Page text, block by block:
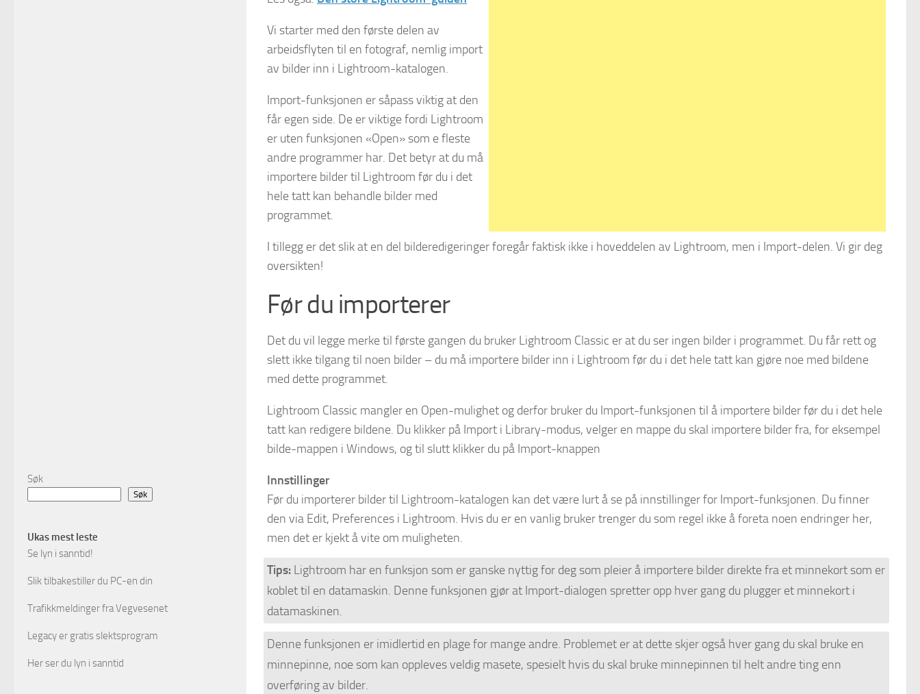
Vi starter med den første delen av
arbeidsflyten til en fotograf, nemlig import
av bilder inn i Lightroom-katalogen.
Import-funksjonen er såpass viktig at den
får egen side. De er viktige fordi Lightroom
er uten funksjonen «Open» som e fleste
andre programmer har. Det betyr at du må
importere bilder til Lightroom før du i det
hele tatt kan behandle bilder med
programmet.
I tillegg er det slik at en del bilderedigeringer foregår faktisk ikke i hoveddelen av Lightroom, men i Import-delen. Vi gir deg
oversikten!
Før du importerer
Det du vil legge merke til første gangen du bruker Lightroom Classic er at du ser ingen bilder i programmet. Du får rett og
slett ikke tilgang til noen bilder – du må importere bilder inn i Lightroom før du i det hele tatt kan gjøre noe med bildene
med dette programmet.
Lightroom Classic mangler en Open-mulighet og derfor bruker du Import-funksjonen til å importere bilder før du i det hele
tatt kan redigere bildene. Du klikker på Import i Library-modus, velger en mappe du skal importere bilder fra, for eksempel
bilde-mappen i Windows, og til slutt klikker du på Import-knappen
Innstillinger
Før du importerer bilder til Lightroom-katalogen kan det være lurt å se på innstillinger for Import-funksjonen. Du finner
den via Edit, Preferences i Lightroom. Hvis du er en vanlig bruker trenger du som regel ikke å foreta noen endringer her,
men det er kjekt å vite om muligheten.
Tips: Lightroom har en funksjon som er ganske nyttig for deg som pleier å importere bilder direkte fra et minnekort som er
koblet til en datamaskin. Denne funksjonen gjør at Import-dialogen spretter opp hver gang du plugger et minnekort i
datamaskinen.
Denne funksjonen er imidlertid en plage for mange andre. Problemet er at dette skjer også hver gang du skal bruke en
minnepinne, noe som kan oppleves veldig masete, spesielt hvis du skal bruke minnepinnen til helt andre ting enn
overføring av bilder.
Søk
Søk
Ukas mest leste
Se lyn i sanntid!
Slik tilbakestiller du PC-en din
Trafikkmeldinger fra Vegvesenet
Legacy er gratis slektsprogram
Her ser du lyn i sanntid